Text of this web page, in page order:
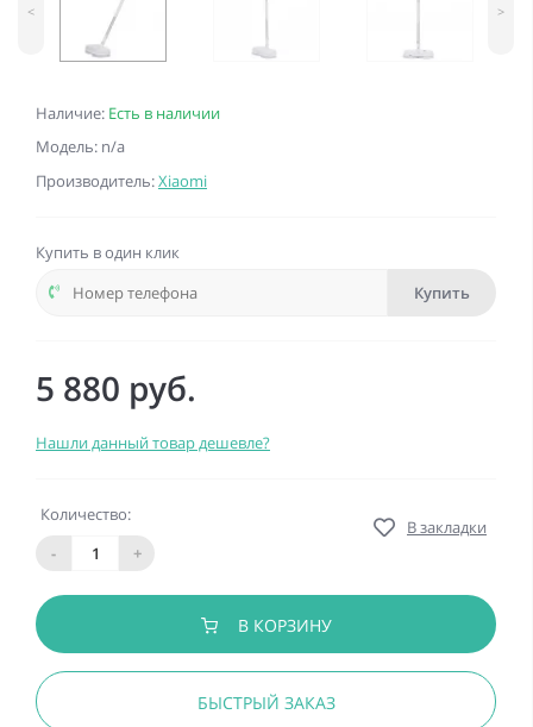
Наличие: Есть в наличии
Модель: n/a
Производитель:Xiaomi
< >
Купить в один клик
Купить
5 880 руб.
Нашли данный товар дешевле?
Количество:
-
+
В закладки
В КОРЗИНУ
БЫСТРЫЙ ЗАКАЗ